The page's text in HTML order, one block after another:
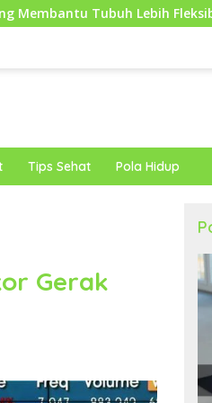
Fleksibel dan Siap
Tips Sehat Pola Hidup
Gerak